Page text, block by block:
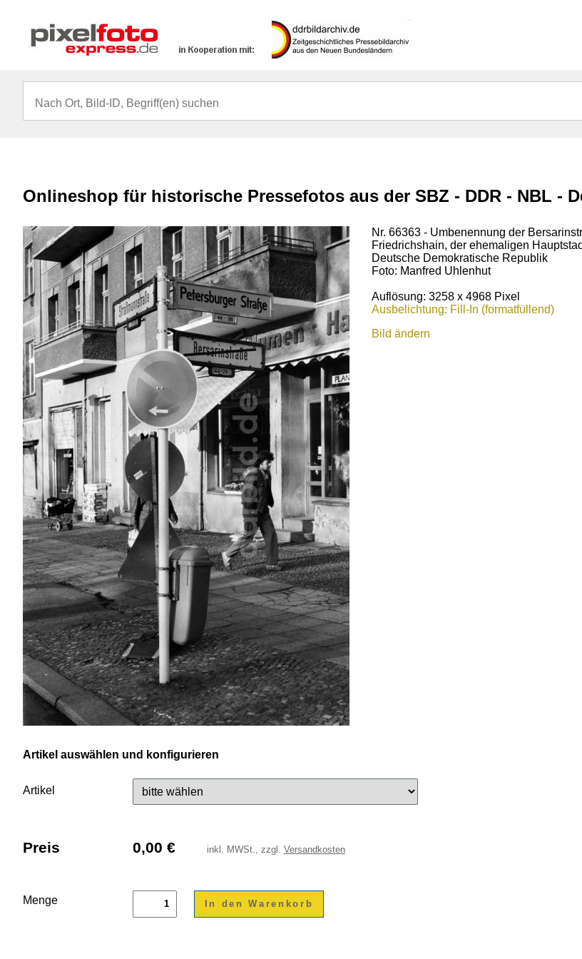
Onlineshop für historische Pressefotos aus der SBZ - DDR - NBL -
Nr. 66363 - Umbenennung der
Friedrichshain, der ehemaligen
Deutsche Demokratische Republik
Foto: Manfred Uhlenhut
Auflösung: 3258 x 4968 Pixel
Ausbelichtung: Fill-In (formatfüllend)
Bild ändern
Artikel auswählen und konfigurieren
Artikel
Preis 0,00 € inkl. MWSt., zzgl. Versandkosten
Menge